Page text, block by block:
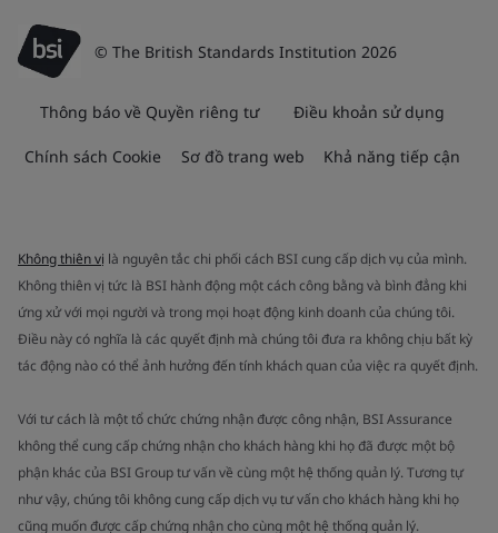
© The British Standards Institution 2026
Thông báo về Quyền riêng tư Điều khoản sử dụng
Chính sách Cookie Sơ đồ trang web Khả năng tiếp cận
Không thiên vị là nguyên tắc chi phối cách BSI cung cấp dịch vụ của mình.
Không thiên vị tức là BSI hành động một cách công bằng và bình đẳng khi
ứng xử với mọi người và trong mọi hoạt động kinh doanh của chúng tôi.
Điều này có nghĩa là các quyết định mà chúng tôi đưa ra không chịu bất kỳ
tác động nào có thể ảnh hưởng đến tính khách quan của việc ra quyết định.
Với tư cách là một tổ chức chứng nhận được công nhận, BSI Assurance
không thể cung cấp chứng nhận cho khách hàng khi họ đã được một bộ
phận khác của BSI Group tư vấn về cùng một hệ thống quản lý. Tương tự
như vậy, chúng tôi không cung cấp dịch vụ tư vấn cho khách hàng khi họ
cũng muốn được cấp chứng nhận cho cùng một hệ thống quản lý.